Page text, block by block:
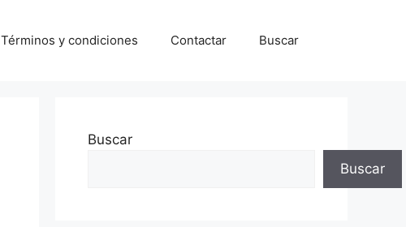
Términos y condiciones Contactar Buscar
Buscar
Buscar